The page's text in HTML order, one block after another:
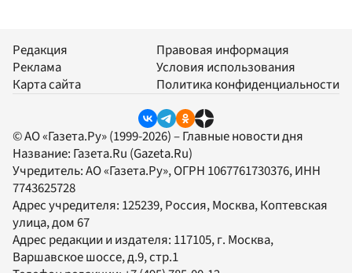
Редакция
Реклама
Карта сайта
Правовая информация
Условия использования
Политика конфиденциальности
© АО «Газета.Ру» (1999-2026) – Главные новости дня
Название: Газета.Ru (Gazeta.Ru)
Учредитель:АО «Газета.Ру», ОГРН 1067761730376, ИНН
7743625728
Адрес учредителя: 125239, Россия, Москва, Коптевская
улица, дом 67
Адрес редакции и издателя: 117105, г. Москва,
Варшавское шоссе, д.9, стр.1